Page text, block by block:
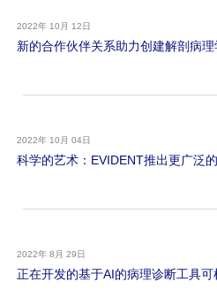
2022年 10月 12日
新的合作伙伴关系助力创建解剖病
2022年 10月 04日
科学的艺术：EVIDENT推出更广泛
2022年 8月 29日
正在开发的基于AI的病理诊断工具